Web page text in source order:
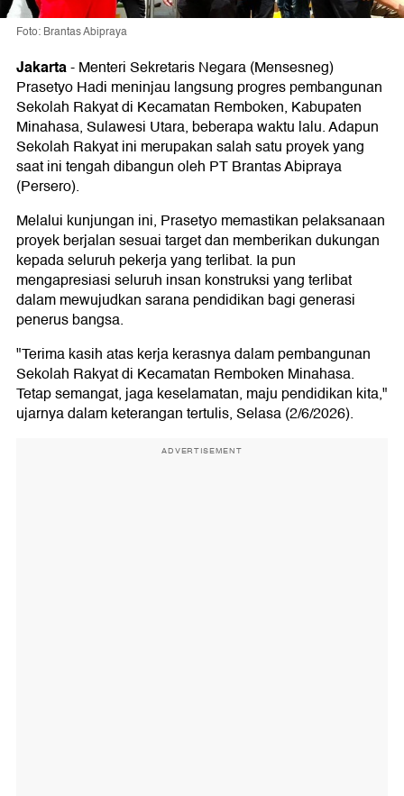
Foto: Brantas Abipraya
Jakarta-Menteri Sekretaris Negara (Mensesneg)
Prasetyo Hadi meninjau langsung progres pembangunan
Sekolah Rakyat di Kecamatan Remboken, Kabupaten
Minahasa, Sulawesi Utara, beberapa waktu lalu. Adapun
Sekolah Rakyat ini merupakan salah satu proyek yang
saat ini tengah dibangun oleh PT Brantas Abipraya
(Persero).
Melalui kunjungan ini, Prasetyo memastikan pelaksanaan
proyek berjalan sesuai target dan memberikan dukungan
kepada seluruh pekerja yang terlibat. Ia pun
mengapresiasi seluruh insan konstruksi yang terlibat
dalam mewujudkan sarana pendidikan bagi generasi
penerus bangsa.
"Terima kasih atas kerja kerasnya dalam pembangunan
Sekolah Rakyat di Kecamatan Remboken Minahasa.
Tetap semangat, jaga keselamatan, maju pendidikan kita,"
ujarnya dalam keterangan tertulis, Selasa (2/6/2026).
ADVERTISEMENT